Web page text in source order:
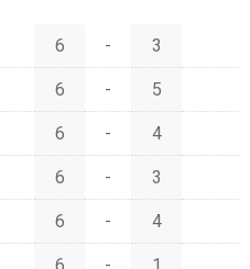
6 - 3
6 - 5
6 - 4
6 - 3
6 - 4
6 - 1